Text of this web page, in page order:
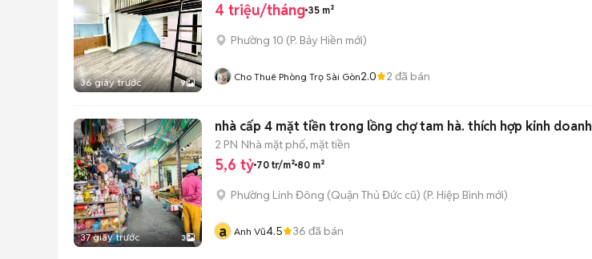
36 giây trước 9
4 triệu/tháng 35 m²
Phường 10 (P. Bảy Hiền mới)
Cho Thuê Phòng Trọ Sài Gòn2.0 2 đã bán
37 giây trước 3
nhà cấp 4 mặt tiền trong lồng chợ tam hà. thích hợp kinh doanh
2 PN Nhà mặt phố, mặt tiền
5,6 tỷ 70 tr/m² 80 m²
Phường Linh Đông (Quận Thủ Đức cũ) (P. Hiệp Bình mới)
a Anh Vũ4.5 36 đã bán